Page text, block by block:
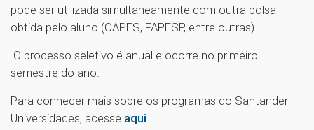
pode ser utilizada simultaneamente com outra bolsa
obtida pelo aluno (CAPES, FAPESP, entre outras).
O processo seletivo é anual e ocorre no primeiro
semestre do ano.
Para conhecer mais sobre os programas do Santander
Universidades, acesse aqui